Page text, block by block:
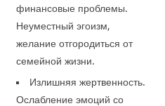
финансовые проблемы.
Неуместный эгоизм,
желание отгородиться от
семейной жизни.
Излишняя жертвенность.
Ослабление эмоций со